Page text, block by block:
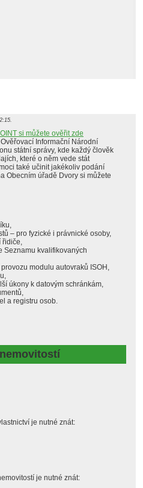
si můžete ověřit zde
Informační Národní
státní správy, kde každý člověk
které o něm vede stát
také učinit jakékoliv podání
Obecním úřadě Dvory si můžete
– pro fyzické i právnické osoby,
řidiče,
Seznamu kvalifikovaných
modulu autovraků ISOH,
úkony k datovým schránkám,
a registru osob.
je nutné znát:
je nutné znát: